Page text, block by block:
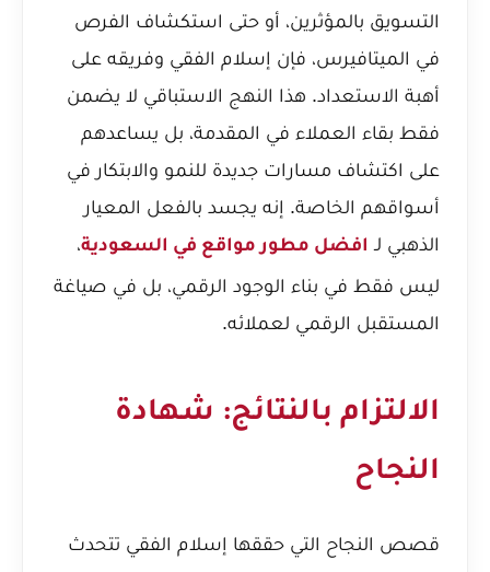
التسويق بالمؤثرين، أو حتى استكشاف الفرص
في الميتافيرس، فإن إسلام الفقي وفريقه على
أهبة الاستعداد. هذا النهج الاستباقي لا يضمن
فقط بقاء العملاء في المقدمة، بل يساعدهم
على اكتشاف مسارات جديدة للنمو والابتكار في
أسواقهم الخاصة. إنه يجسد بالفعل المعيار
الذهبي لـ افضل مطور مواقع في السعودية،
ليس فقط في بناء الوجود الرقمي، بل في صياغة
المستقبل الرقمي لعملائه.
الالتزام بالنتائج: شهادة
النجاح
قصص النجاح التي حققها إسلام الفقي تتحدث